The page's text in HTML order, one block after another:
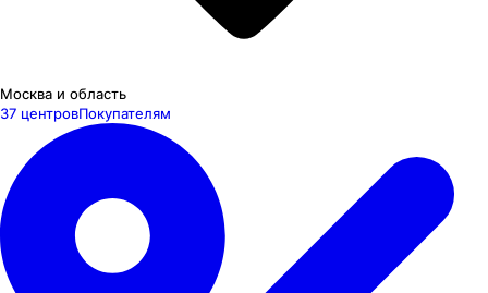
Москва и область
37 центровПокупателям